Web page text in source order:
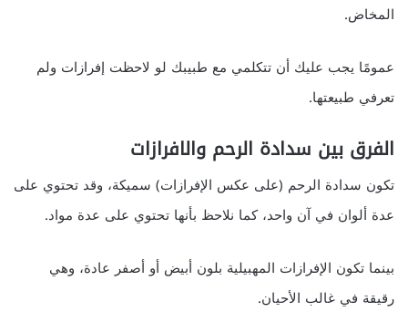
المخاض.
عمومًا يجب عليك أن تتكلمي مع طبيبك لو لاحظت إفرازات ولم
تعرفي طبيعتها.
الفرق بين سدادة الرحم والافرازات
تكون سدادة الرحم (على عكس الإفرازات) سميكة، وقد تحتوي على
عدة ألوان في آن واحد، كما نلاحظ بأنها تحتوي على عدة مواد.
بينما تكون الإفرازات المهبيلية بلون أبيض أو أصفر عادة، وهي
رقيقة في غالب الأحيان.